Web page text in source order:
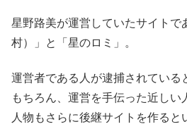
星野路美が運営していたサイトで
村）」と「星のロミ」。
運営者である人が逮捕されている
もちろん、運営を手伝った近し
人物もさらに後継サイトを作ると